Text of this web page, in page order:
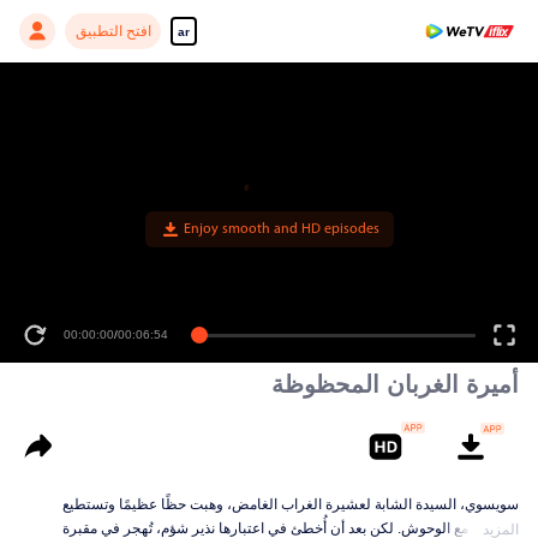
ar افتح التطبيق
Enjoy smooth and HD episodes
00:00:00/00:06:54
أميرة الغربان المحظوظة
سويسوي، السيدة الشابة لعشيرة الغراب الغامض، وهبت حظًا عظيمًا وتستطيع
التواصل مع الوحوش. لكن بعد أن أُخطئ في اعتبارها نذير شؤم، تُهجر في مقبرة
المزيد